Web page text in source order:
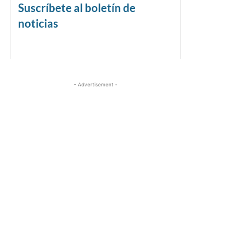
Suscríbete al boletín de
noticias
- Advertisement -